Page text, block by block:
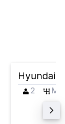
Hyundai
2 M